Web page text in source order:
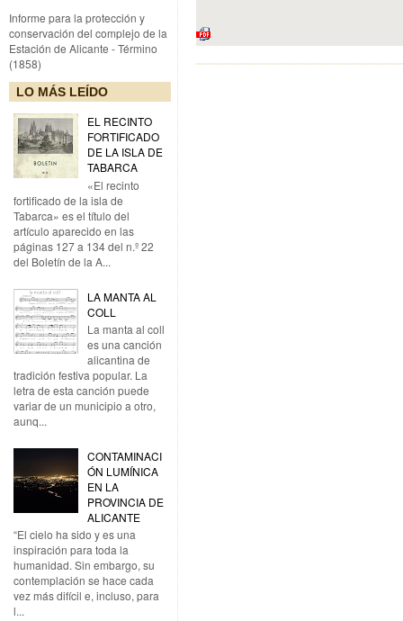
Informe para la protección y
conservación del complejo de la
Estación de Alicante - Término
(1858)
LO MÁS LEÍDO
EL RECINTO
FORTIFICADO
DE LA ISLA DE
TABARCA
«El recinto
fortificado de la isla de
Tabarca» es el título del
artículo aparecido en las
páginas 127 a 134 del n.º 22
del Boletín de la A...
LA MANTA AL
COLL
La manta al coll
es una canción
alicantina de
tradición festiva popular. La
letra de esta canción puede
variar de un municipio a otro,
aunq...
CONTAMINACI
ÓN LUMÍNICA
EN LA
PROVINCIA DE
ALICANTE
“El cielo ha sido y es una
inspiración para toda la
humanidad. Sin embargo, su
contemplación se hace cada
vez más difícil e, incluso, para
l...